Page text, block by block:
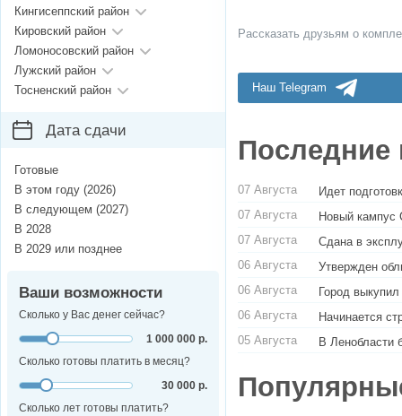
Рассказать друзьям о
Наш Telegram
Последние
07 Августа
Идет
07 Августа
Новый кампус
07 Августа
Сдана в
06 Августа
Утвержден
06 Августа
Город
06 Августа
Начинается
05 Августа
В Ленобласти
Кингисеппский район
Кировский район
Ломоносовский район
Лужский район
Тосненский район
Дата сдачи
Готовые
В этом году (2026)
В следующем (2027)
В 2028
В 2029 или позднее
Ваши возможности
Сколько у Вас денег сейчас?
1 000 000 р.
Сколько готовы платить в месяц?
30 000 р.
Сколько лет готовы платить?